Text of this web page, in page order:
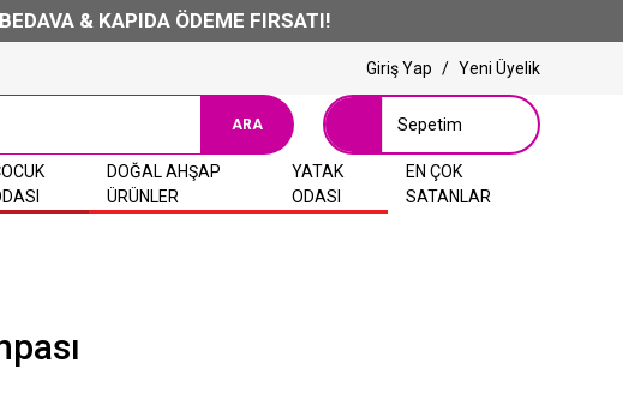
& KAPIDA ÖDEME FIRSATI!
Giriş Yap / Yeni Üyelik
ARA Sepetim
DOĞAL AHŞAP
ÜRÜNLER
YATAK
ODASI
EN ÇOK
SATANLAR